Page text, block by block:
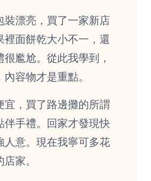
裝漂亮，買了一家新店
裡面餅乾大小不一，還
尷尬。從此我學到，
容物才是重點。
宜，買了路邊攤的所謂
伴手禮。回家才發現快
人意。現在我寧可多花
家。